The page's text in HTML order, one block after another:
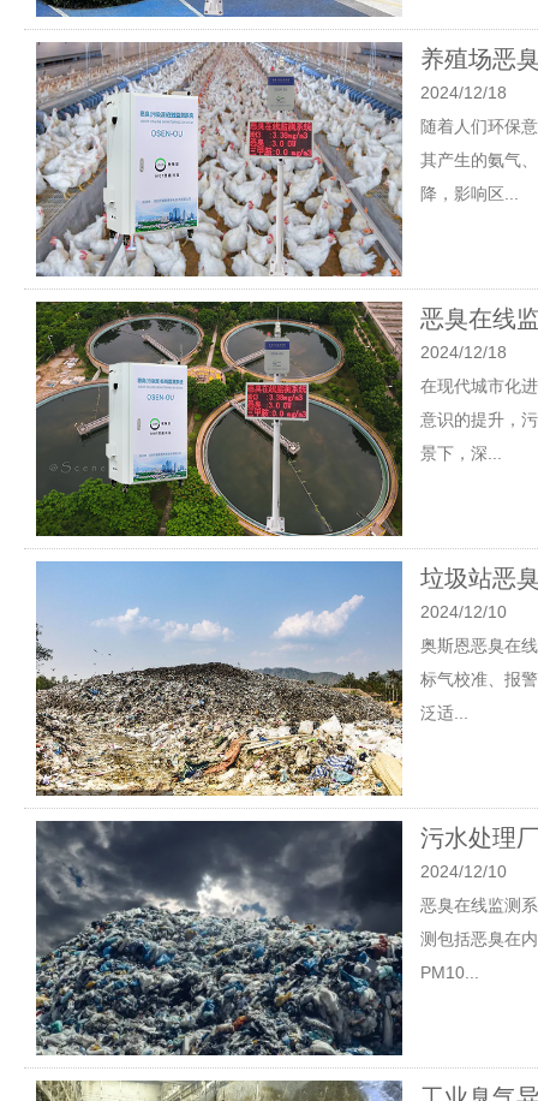
养殖场恶
2024/12/18
随着人们环保
其产生的氨气
降，影响区...
恶臭在线
2024/12/18
在现代城市化
意识的提升，
景下，深...
垃圾站恶
2024/12/10
奥斯恩恶臭在
标气校准、报
泛适...
污水处理
2024/12/10
恶臭在线监测
测包括恶臭在
PM10...